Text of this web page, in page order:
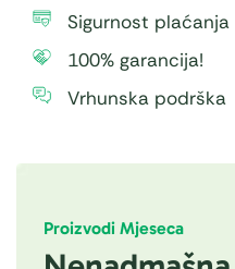
Sigurnost plaćanja
100% garancija!
Vrhunska podrška
Proizvodi Mjeseca